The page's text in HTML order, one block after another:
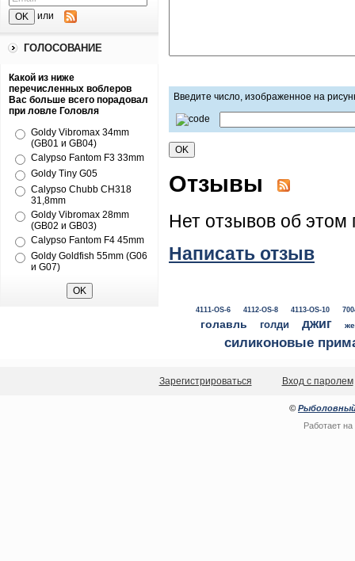
или
ГОЛОСОВАНИЕ
Какой из ниже
перечисленных воблеров
Вас больше всего порадовал
при ловле Головля
Goldy Vibromax 34mm
(GB01 и GB04)
Calypso Fantom F3 33mm
Goldy Tiny G05
Calypso Chubb CH318
31,8mm
Goldy Vibromax 28mm
(GB02 и GB03)
Calypso Fantom F4 45mm
Goldy Goldfish 55mm (G06
и G07)
Введите число, изображенное на
Отзывы
Нет отзывов об этом
Написать отзыв
4111-OS-6 4112-OS-8 4113-OS-10
голавль голди джиг
силиконовые
Зарегистрироваться Вход с паролем
© Рыболовный
Работает